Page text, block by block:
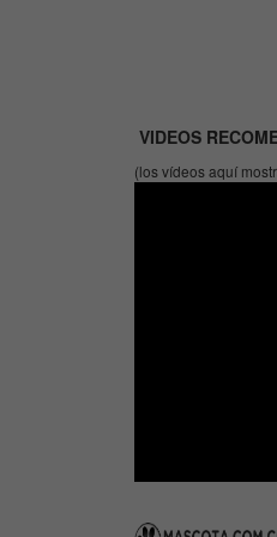
VIDEOS
(los vídeos aquí